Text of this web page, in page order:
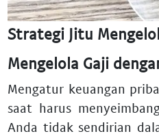
Strategi Jitu
Mengelola Gaji
Mengatur keuangan
saat harus
Anda tidak sendirian